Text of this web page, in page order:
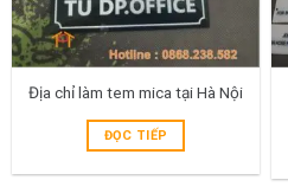
Địa chỉ làm tem mica tại Hà Nội
ĐỌC TIẾP